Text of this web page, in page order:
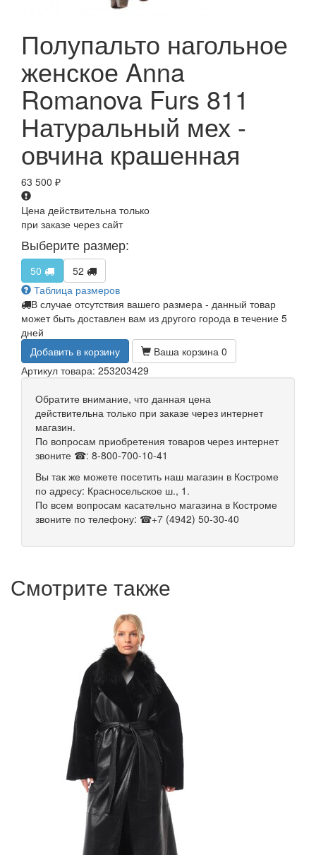
Полупальто нагольное
женское Anna
Romanova Furs 811
Натуральный мех -
овчина крашенная
63 500 ₽
Цена действительна только
при заказе через сайт
Выберите размер:
50
52
Таблица размеров
В случае отсутствия вашего размера - данный товар
может быть доставлен вам из другого города в течение 5
дней
Добавить в корзину
Ваша корзина 0
Артикул товара: 253203429
Обратите внимание, что данная цена
действительна только при заказе через интернет
магазин.
По вопросам приобретения товаров через интернет
звоните ☎: 8-800-700-10-41
Вы так же можете посетить наш магазин в Костроме
по адресу: Красносельское ш., 1.
По всем вопросам касательно магазина в Костроме
звоните по телефону: ☎+7 (4942) 50-30-40
Смотрите также